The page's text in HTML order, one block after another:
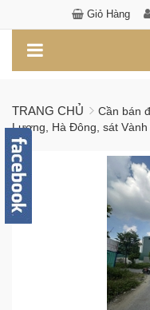
Giỏ Hàng
TRANG CHỦ
Cần bán
Lương, Hà Đông, sát